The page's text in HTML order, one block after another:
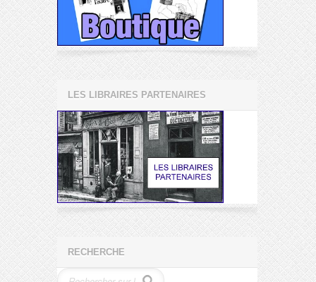
LES LIBRAIRES PARTENAIRES
RECHERCHE